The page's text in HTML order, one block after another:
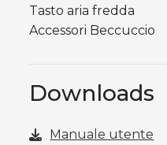
Tasto aria fredda
Accessori Beccuccio
Downloads
Manuale utente